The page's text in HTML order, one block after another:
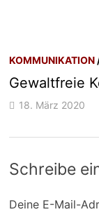
KOMMUNIKATION
Gewaltfreie
18. März 2020
Schreibe
Deine E-Mail-